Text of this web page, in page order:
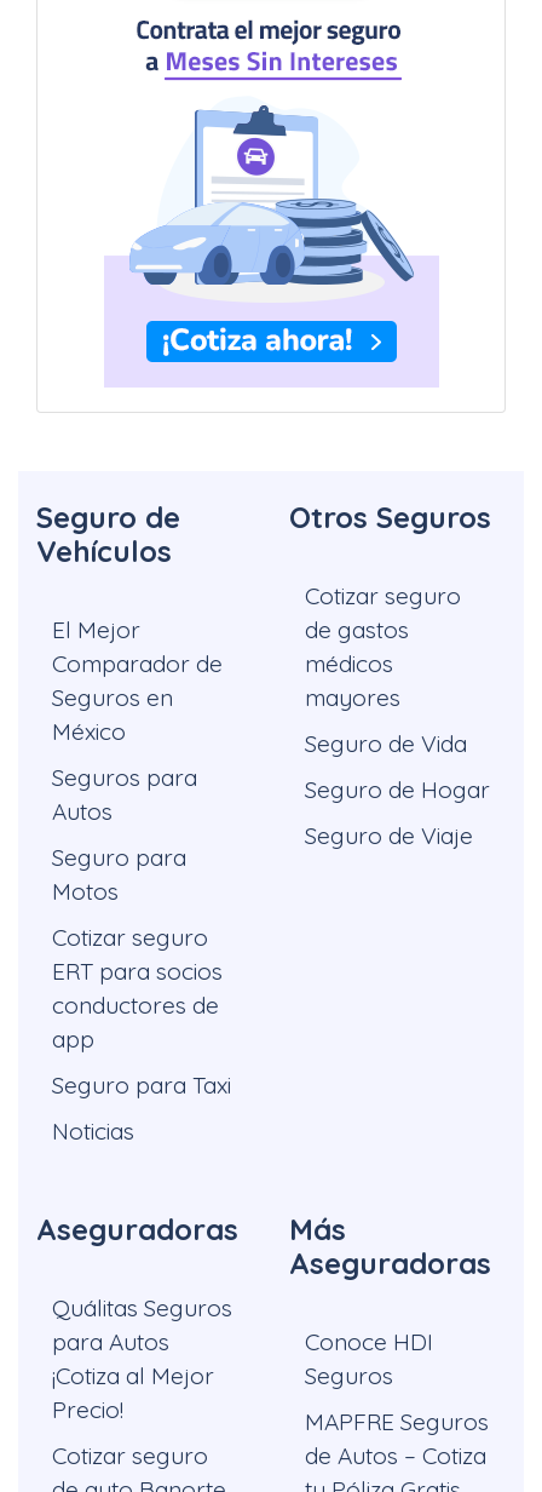
Seguro de
Vehículos
El Mejor
Comparador de
Seguros en
México
Seguros para
Autos
Seguro para
Motos
Cotizar seguro
ERT para socios
conductores de
app
Seguro para Taxi
Noticias
Otros Seguros
Cotizar seguro
de gastos
médicos
mayores
Seguro de Vida
Seguro de Hogar
Seguro de Viaje
Aseguradoras
Quálitas Seguros
para Autos
¡Cotiza al Mejor
Precio!
Cotizar seguro
Más
Aseguradoras
Conoce HDI
Seguros
MAPFRE Seguros
de Autos – Cotiza